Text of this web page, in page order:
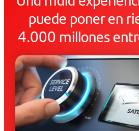
puede poner en
4.000 millones